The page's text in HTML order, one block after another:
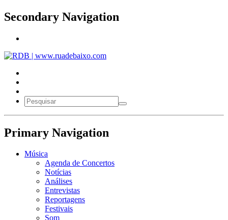
Secondary Navigation
Primary Navigation
Música
Agenda de Concertos
Notícias
Análises
Entrevistas
Reportagens
Festivais
Som